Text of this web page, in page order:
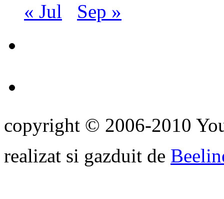
« Jul Sep »
copyright © 2006-2010
realizat si gazduit de